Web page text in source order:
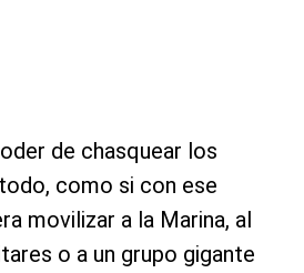
de chasquear los
como si con ese
movilizar a la Marina, al
o a un grupo gigante